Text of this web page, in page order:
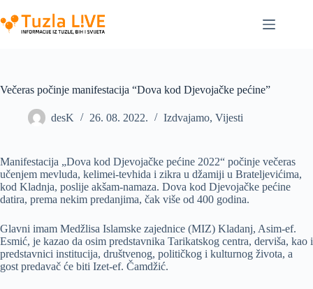
to
content
Večeras počinje manifestacija “Dova kod Djevojačke pećine”
desK 26. 08. 2022. Izdvajamo, Vijesti
Manifestacija „Dova kod Djevojačke pećine 2022“ počinje večeras
učenjem mevluda, kelimei-tevhida i zikra u džamiji u Brateljevićima,
kod Kladnja, poslije akšam-namaza. Dova kod Djevojačke pećine
datira, prema nekim predanjima, čak više od 400 godina.
Glavni imam Medžlisa Islamske zajednice (MIZ) Kladanj, Asim-ef.
Esmić, je kazao da osim predstavnika Tarikatskog centra, derviša, kao i
predstavnici institucija, društvenog, političkog i kulturnog života, a
gost predavač će biti Izet-ef. Čamdžić.